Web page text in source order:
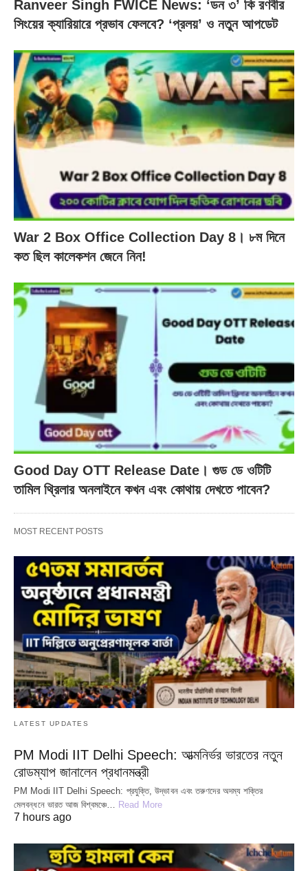
Ranveer Singh FWICE News: ‘ডন ৩’ কি রণবীর
সিংয়ের ক্যারিয়ারে প্রভাব ফেলবে? ‘প্রলয়’ ও নতুন আপডেট
War 2 Box Office Collection Day 8। ৮ম দিনে
কত ছিল কালেকশন জেনে নিন!
Good Day OTT Release Date। গুড ডে ওটিটি
তামিল থ্রিলার অনলাইনে কখন এবং কোথায় দেখতে পাবেন?
MOST RECENT POSTS
LATEST UPDATES
PM Modi IIT Delhi Speech: আত্মনির্ভর ভারতের নতুন
রোডম্যাপ জানালেন প্রধানমন্ত্রী
PM Modi IIT Delhi Speech: প্রযুক্তি, উদ্ভাবন এবং তরুণদের অদম্য শক্তির
মেলবন্ধনে ভারত আজ বিশ্বমঞ্চে… Read More
7 hours ago